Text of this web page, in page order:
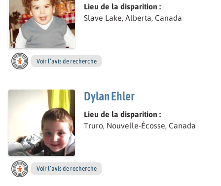
Lieu de la disparition :
Slave Lake, Alberta, Canada
Voir l’avis de recherche
Dylan Ehler
Lieu de la disparition :
Truro, Nouvelle-Écosse, Canada
Voir l’avis de recherche